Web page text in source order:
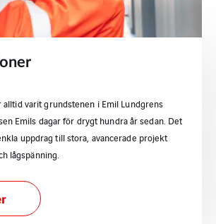
alltid varit grundstenen i Emil Lundgrens
Emils dagar för drygt hundra år sedan. Det
uppdrag till stora, avancerade projekt
lågspänning.